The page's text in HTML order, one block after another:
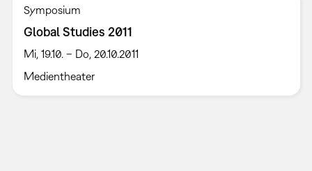
Symposium
Global Studies 2011
Mi, 19.10. – Do, 20.10.2011
Medientheater